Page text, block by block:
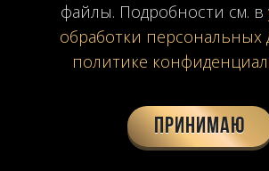
Карта сайта
Политика конфиденциальности
Время работы: ПН-ПТ10:00-
файлы. Подробности см. в
обработки персональных
политике
Принимаю